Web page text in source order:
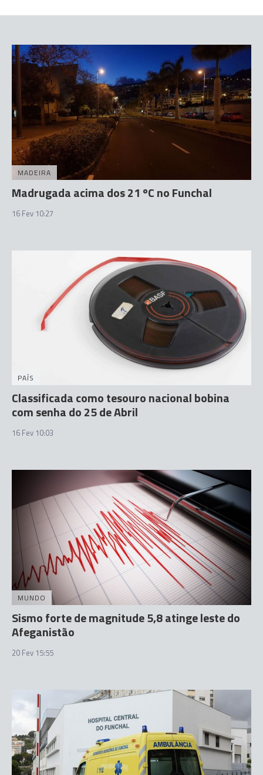
MADEIRA
Madrugada acima dos 21 ºC no Funchal
16 Fev 10:27
PAÍS
Classificada como tesouro nacional bobina
com senha do 25 de Abril
16 Fev 10:03
MUNDO
Sismo forte de magnitude 5,8 atinge leste do
Afeganistão
20 Fev 15:55